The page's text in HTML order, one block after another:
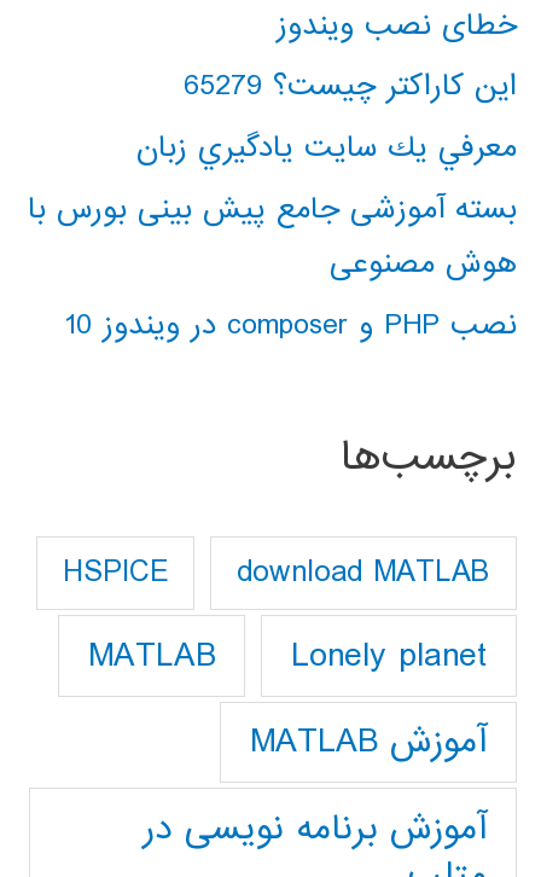
خطای نصب ویندوز
این کاراکتر چیست؟ 65279
معرفي يك سايت يادگيري زبان
بسته آموزشی جامع پیش بینی بورس با
هوش مصنوعی
نصب PHP و composer در ویندوز 10
برچسب‌ها
download MATLAB
HSPICE
Lonely planet
MATLAB
آموزش MATLAB
آموزش برنامه نویسی در